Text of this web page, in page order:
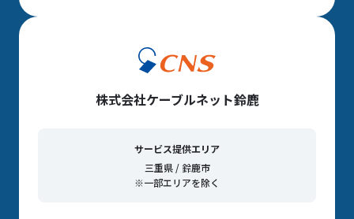
株式会社ケーブルネット鈴鹿
サービス提供エリア
三重県 / 鈴鹿市
※一部エリアを除く